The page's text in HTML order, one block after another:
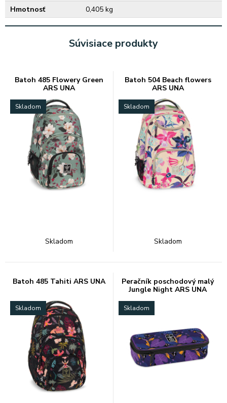
Hmotnosť
0,405 kg
Súvisiace produkty
Batoh 485 Flowery Green
ARS UNA
Skladom
Skladom
Batoh 504 Beach flowers
ARS UNA
Skladom
Skladom
Batoh 485 Tahiti ARS UNA
Skladom
Peračník poschodový malý
Jungle Night ARS UNA
Skladom